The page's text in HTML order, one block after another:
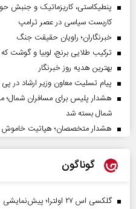
پنطیکاستی، کاریزماتیک و جنبش
کاربست سیاسی در عصر ترامپ
خبرنگاران؛ راویان حقیقت جنگ
ترکیب طلایی برنج، لوبیا و گوشت
بهترین هدیه روز خبرنگار
پیام تسلیت معاون وزیر ارشاد در پی
هشدار پلیس برای مسافران
شمال بسته شد
هشدار متخصصان؛ هپاتیت خاموش
گوناگون
گلکسی اس ۲۷ اولترا؛